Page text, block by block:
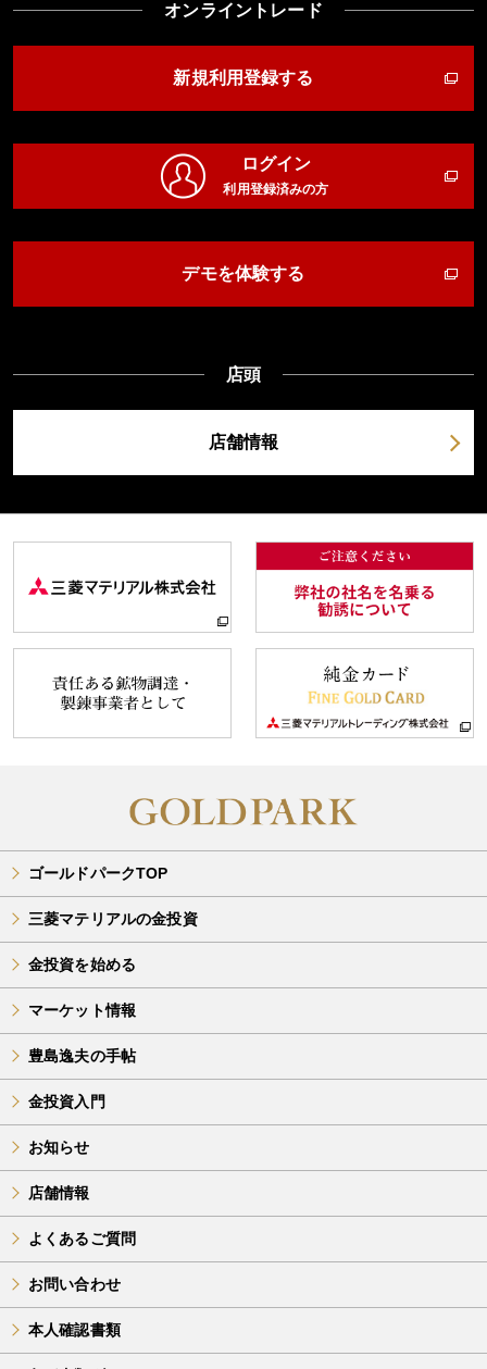
オンライントレード
新規利用登録する
ログイン
利用登録済みの方
デモを体験する
店頭
店舗情報
ゴールドパークTOP
三菱マテリアルの金投資
金投資を始める
マーケット情報
豊島逸夫の手帖
金投資入門
お知らせ
店舗情報
よくあるご質問
お問い合わせ
本人確認書類